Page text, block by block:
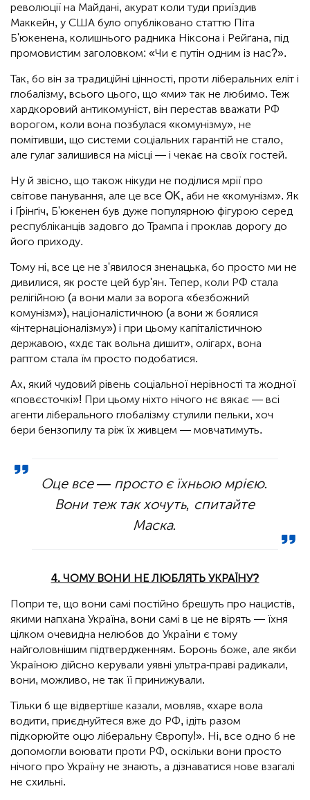
революції на Майдані, акурат коли туди приїздив
Маккейн, у США було опубліковано статтю Піта
Б'юкенена, колишнього радника Ніксона і Рейґана, під
промовистим заголовком: «Чи є путін одним із нас?».
Так, бо він за традиційні цінності, проти ліберальних еліт і
глобалізму, всього цього, що «ми» так не любимо. Теж
хардкоровий антикомуніст, він перестав вважати РФ
ворогом, коли вона позбулася «комунізму», не
помітивши, що системи соціальних гарантій не стало,
але гулаг залишився на місці — і чекає на своїх гостей.
Ну й звісно, що також нікуди не поділися мрії про
світове панування, але це все OK, аби не «комунізм». Як
і Ґрінґіч, Б'юкенен був дуже популярною фігурою серед
республіканців задовго до Трампа і проклав дорогу до
його приходу.
Тому ні, все це не з'явилося зненацька, бо просто ми не
дивилися, як росте цей бур'ян. Тепер, коли РФ стала
релігійною (а вони мали за ворога «безбожний
комунізм»), націоналістичною (а вони ж боялися
«інтернаціоналізму») і при цьому капіталістичною
державою, «хдє так вольна дишит», олігарх, вона
раптом стала їм просто подобатися.
Ах, який чудовий рівень соціальної нерівності та жодної
«повєсточкі»! При цьому ніхто нічого нє вякає — всі
агенти ліберального глобалізму стулили пельки, хоч
бери бензопилу та ріж їх живцем — мовчатимуть.
Оце все — просто є їхньою мрією.
Вони теж так хочуть, спитайте
Маска.
4. ЧОМУ ВОНИ НЕ ЛЮБЛЯТЬ УКРАЇНУ?
Попри те, що вони самі постійно брешуть про нацистів,
якими напхана Україна, вони самі в це не вірять — їхня
цілком очевидна нелюбов до України є тому
найголовнішим підтвердженням. Боронь боже, але якби
Україною дійсно керували уявні ультра-праві радикали,
вони, можливо, не так її принижували.
Тільки б ще відвертіше казали, мовляв, «харе вола
водити, приєднуйтеся вже до РФ, ідіть разом
підкорюйте оцю ліберальну Європу!». Ні, все одно б не
допомогли воювати проти РФ, оскільки вони просто
нічого про Україну не знають, а дізнаватися нове взагалі
не схильні.